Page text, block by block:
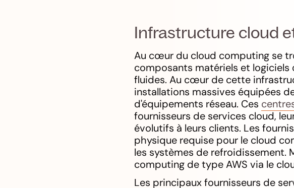
Infrastructure cloud
Au cœur du cloud computing se
composants matériels et
fluides. Au cœur de cette
installations massives équipées
d'équipements réseau. Ces
fournisseurs de services cloud,
évolutifs à leurs clients. Les
physique requise pour le cloud
les systèmes de refroidissement.
computing de type AWS via le
Les principaux fournisseurs de